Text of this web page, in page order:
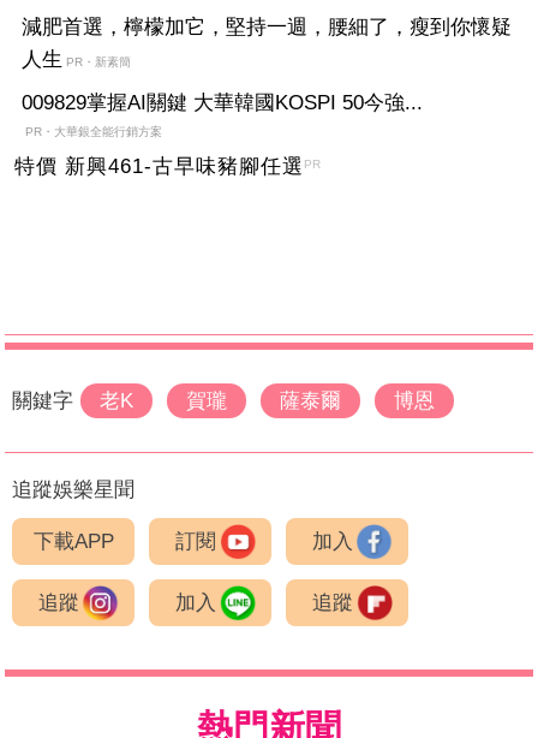
減肥首選，檸檬加它，堅持一週，腰細了，瘦到你懷疑
人生 PR・新素簡
009829掌握AI關鍵 大華韓國KOSPI 50今強...
PR・大華銀全能行銷方案
特價 新興461-古早味豬腳任選 PR
關鍵字 老K 賀瓏 薩泰爾 博恩
追蹤娛樂星聞
下載APP 訂閱 加入
追蹤 加入 追蹤
熱門新聞